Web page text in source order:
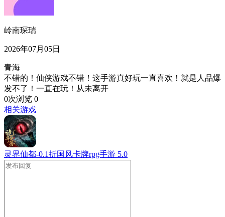
岭南琛瑞
2026年07月05日
青海
不错的！仙侠游戏不错！这手游真好玩一直喜欢！就是人品爆
发不了！一直在玩！从未离开
0次浏览 0
相关游戏
灵界仙都-0.1折国风卡牌rpg手游 5.0